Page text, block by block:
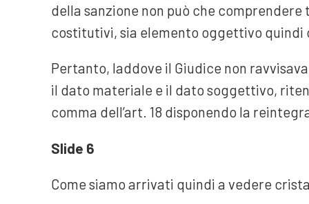
della sanzione non può che
costitutivi, sia elemento oggettivo quindi
Pertanto, laddove il Giudice non
il dato materiale e il dato soggettivo,
comma dell’art. 18 disponendo la
Slide 6
Come siamo arrivati quindi a vedere